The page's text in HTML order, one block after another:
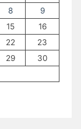
8
9
15
16
22
23
29
30